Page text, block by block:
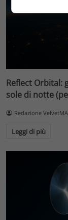
Reflect Orbital:
sole di notte
Redazione
Leggi di più